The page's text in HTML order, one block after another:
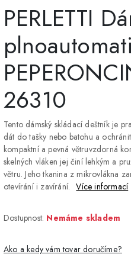
PERLETTI
26310
Tento dámský skládací deštník je
dát do tašky nebo batohu a
kompaktní a pevná větruvzdorná
skelných vláken jej činí lehkým a
větru. Jeho tkanina z mikrovlákna
otevírání i zavírání. Více informací
Dostupnost: Nemáme skladem
Ako a kedy vám tovar doručíme?